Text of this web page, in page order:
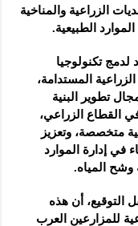
الزراعية والمناخية
الطبيعية.
لدمج تكنولوجيا
المستدامة،
تطوير البنية
في القطاع الزراعي،
متخصصة، وتعزيز
في إدارة الموارد
وشح المياه.
التوقيع، أن هذه
للمزارعين العرب